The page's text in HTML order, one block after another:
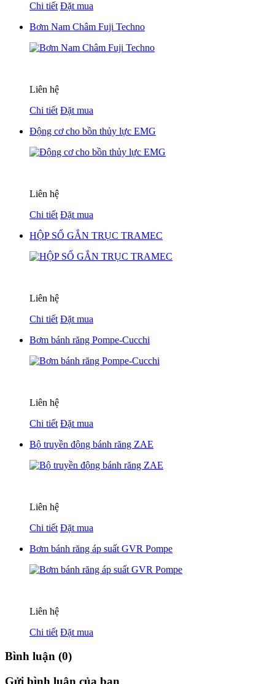
Chi tiết Đặt mua
Bơm Nam Châm Fuji Techno
Liên hệ
Chi tiết Đặt mua
Động cơ cho bồn thủy lực EMG
Liên hệ
Chi tiết Đặt mua
HỘP SỐ GẮN TRỤC TRAMEC
Liên hệ
Chi tiết Đặt mua
Bơm bánh răng Pompe-Cucchi
Liên hệ
Chi tiết Đặt mua
Bộ truyền động bánh răng ZAE
Liên hệ
Chi tiết Đặt mua
Bơm bánh răng áp suất GVR Pompe
Liên hệ
Chi tiết Đặt mua
Bình luận (0)
Gửi bình luận của bạn